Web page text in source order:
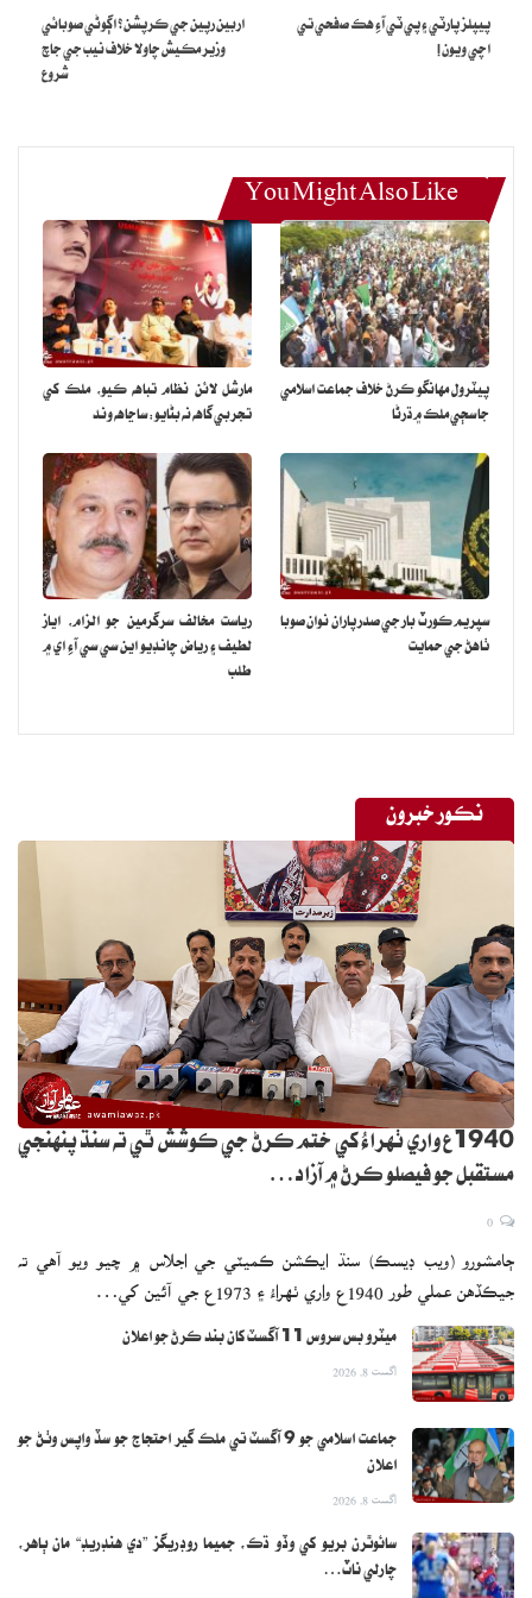
پيپلز پارٽي ۽ پي ٽي آءِ هڪ صفحي تي
اچي ويون !
اربين رپين جي ڪرپشن؟ اڳوڻي صوبائي
وزير مڪيش چاولا خلاف نيب جي جاچ
شروع
You Might Also Like
پيٽرول مهانگو ڪرڻ خلاف جماعت اسلامي
جا سڄي ملڪ ۾ ڌرڻا
مارشل لائن نظام تباهه ڪيو، ملڪ کي
تجربي گاهه نه بڻايو: ساڃاهه وند
سپريم ڪورٽ بار جي صدر پاران نوان صوبا
ٺاهڻ جي حمايت
رياست مخالف سرگرمين جو الزام، اياز
لطيف ۽ رياض چانڊيو اين سي سي آءِ اي ۾
طلب
نڪور خبرون
1940ع واري ٺهراءُ کي ختم ڪرڻ جي ڪوشش ٿي ته سنڌ پنهنجي
مستقبل جو فيصلو ڪرڻ ۾ آزاد…
ڄامشورو (ويب ڊيسڪ) سنڌ ايڪشن ڪميٽي جي اجلاس ۾ چيو ويو آهي ته
جيڪڏهن عملي طور 1940ع واري ٺهراءُ ۽ 1973ع جي آئين کي…
ميٽرو بس سروس 11 آگسٽ کان بند ڪرڻ جو اعلان
اگست 8, 2026
جماعت اسلامي جو 9 آگسٽ تي ملڪ گير احتجاج جو سڏ واپس وٺڻ جو
اعلان
اگست 8, 2026
سائوٿرن بريو کي وڏو ڌڪ، جميما روڊريگز ”دي هنڊريڊ“ مان ٻاهر،
چارلي ناٽ…